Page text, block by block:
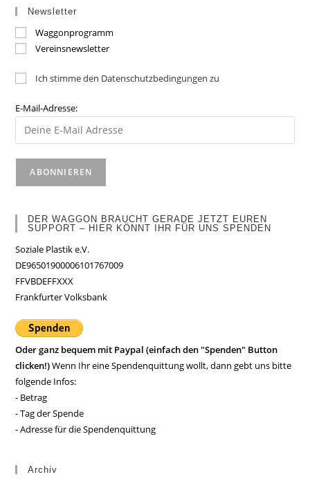
Newsletter
Waggonprogramm
Vereinsnewsletter
Ich stimme den Datenschutzbedingungen zu
E-Mail-Adresse:
DER WAGGON BRAUCHT GERADE JETZT EUREN
SUPPORT – HIER KÖNNT IHR FÜR UNS SPENDEN
Soziale Plastik e.V.
DE96501900006101767009
FFVBDEFFXXX
Frankfurter Volksbank
Oder ganz bequem mit Paypal (einfach den "Spenden" Button
clicken!)Wenn Ihr eine Spendenquittung wollt, dann gebt uns bitte
folgende Infos:
- Betrag
- Tag der Spende
- Adresse für die Spendenquittung
Archiv